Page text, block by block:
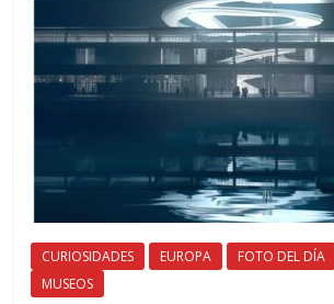
CURIOSIDADES EUROPA FOTO DEL DÍA
MUSEOS